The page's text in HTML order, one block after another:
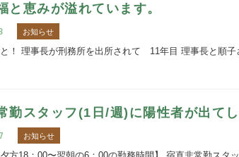
と恵みが溢れています。
お知らせ
！ 理事長が刑務所を出所されて 11年目 理事長と順
勤スタッフ(1日/週)に陽性者が出てし
お知らせ